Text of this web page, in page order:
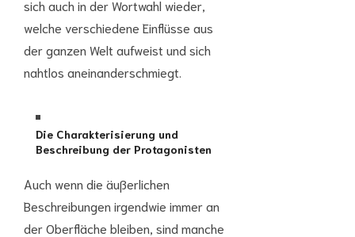
sich auch in der Wortwahl wieder,
welche verschiedene Einflüsse aus
der ganzen Welt aufweist und sich
nahtlos aneinanderschmiegt.
Die Charakterisierung und
Beschreibung der Protagonisten
Auch wenn die äußerlichen
Beschreibungen irgendwie immer an
der Oberfläche bleiben, sind manche